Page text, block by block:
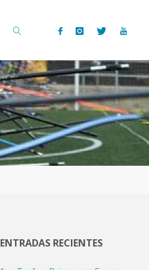
BUSCAR
ENTRADAS RECIENTES